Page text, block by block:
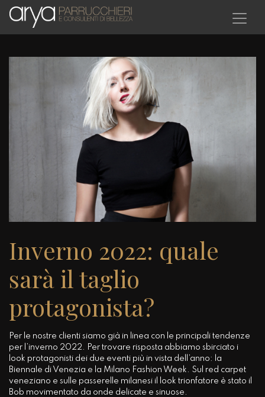
Salta al contenuto principale
Inverno 2022: quale
sarà il taglio
protagonista?
Per le nostre clienti siamo già in linea con le principali tendenze
per l’inverno 2022. Per trovare risposta abbiamo sbirciato i
look protagonisti dei due eventi più in vista dell’anno: la
Biennale di Venezia e la Milano Fashion Week. Sul red carpet
veneziano e sulle passerelle milanesi il look trionfatore è stato il
Bob movimentato da onde delicate e sinuose.